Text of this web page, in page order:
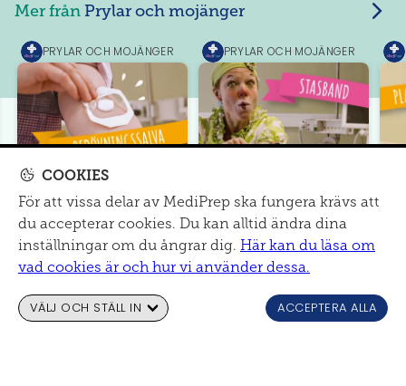
Mer från Prylar och mojänger
MediPrep
PRYLAR OCH MOJÄNGER MediPrep
PRYLAR OCH MOJÄNGER
COOKIES
För att vissa delar av MediPrep ska fungera krävs att
du accepterar cookies. Du kan alltid ändra dina
inställningar om du ångrar dig. Här kan du läsa om
vad cookies är och hur vi använder dessa.
VÄLJ OCH STÄLL IN ACCEPTERA ALLA